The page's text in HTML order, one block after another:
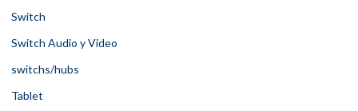
Switch
Switch Audio y Video
switchs/hubs
Tablet